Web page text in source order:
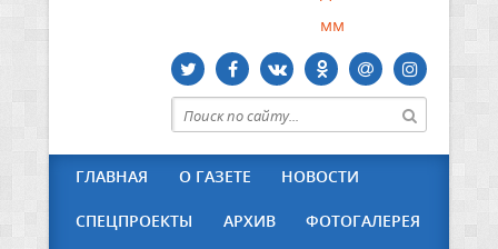
мм
ГЛАВНАЯ О ГАЗЕТЕ НОВОСТИ
СПЕЦПРОЕКТЫ АРХИВ ФОТОГАЛЕРЕЯ